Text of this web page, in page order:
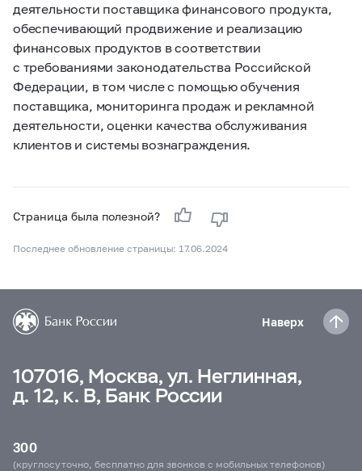
деятельности поставщика финансового продукта,
обеспечивающий продвижение и реализацию
финансовых продуктов в соответствии
с требованиями законодательства Российской
Федерации, в том числе с помощью обучения
поставщика, мониторинга продаж и рекламной
деятельности, оценки качества обслуживания
клиентов и системы вознаграждения.
Страница была полезной?
Последнее обновление страницы: 17.06.2024
Наверх
107016, Москва, ул. Неглинная,
д. 12, к. В, Банк России
300
(круглосуточно, бесплатно для звонков с мобильных телефонов)